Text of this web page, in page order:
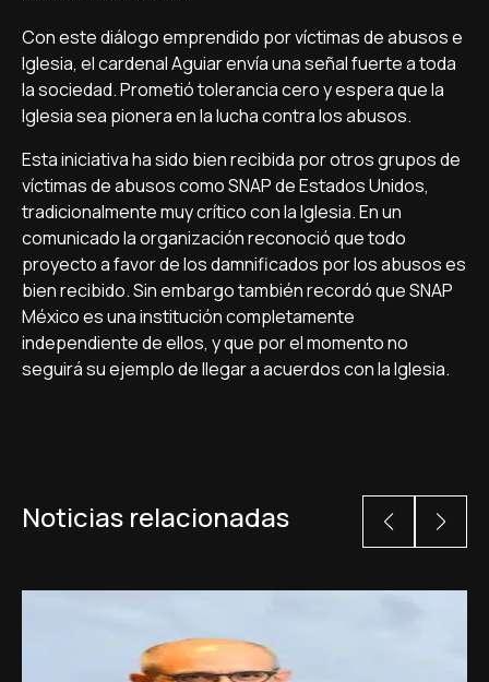
Con este diálogo emprendido por víctimas de abusos e
Iglesia, el cardenal Aguiar envía una señal fuerte a toda
la sociedad. Prometió tolerancia cero y espera que la
Iglesia sea pionera en la lucha contra los abusos.
Esta iniciativa ha sido bien recibida por otros grupos de
víctimas de abusos como SNAP de Estados Unidos,
tradicionalmente muy crítico con la Iglesia. En un
comunicado la organización reconoció que todo
proyecto a favor de los damnificados por los abusos es
bien recibido. Sin embargo también recordó que SNAP
México es una institución completamente
independiente de ellos, y que por el momento no
seguirá su ejemplo de llegar a acuerdos con la Iglesia.
Noticias relacionadas